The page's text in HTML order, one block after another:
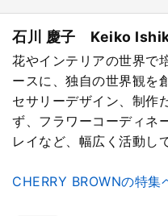
石川 慶子 Keiko
花やインテリアの世界で
ースに、独自の世界観を
セサリーデザイン、制作
ず、フラワーコーディネ
レイなど、幅広く活動し
CHERRY BROWNの特